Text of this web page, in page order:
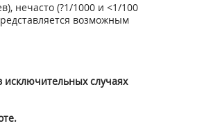
нечасто (?1/1000 и <1/100
возможным
исключительных случаях